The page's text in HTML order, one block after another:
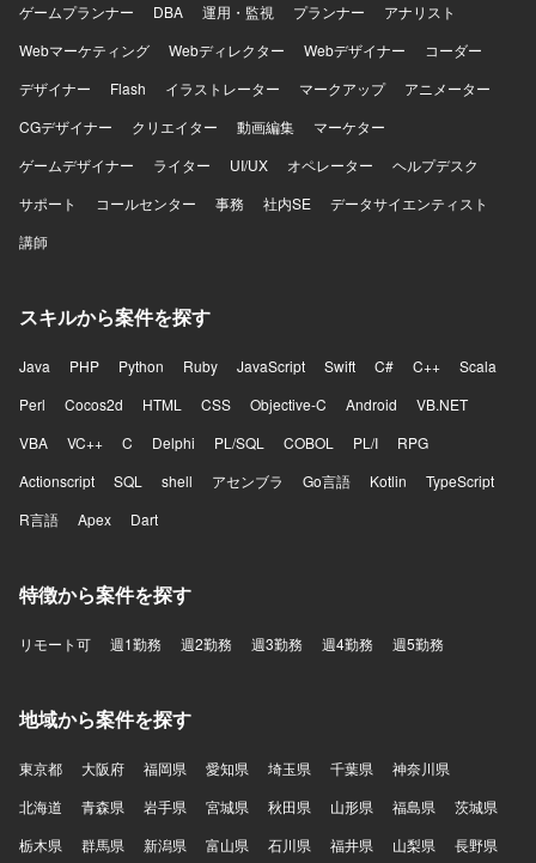
リティ専門家やPMと協働しながら、アセスメントから対策
導入、運用定着まで一連のプロセスに深く関与できるた
見を大きく高めていただけます。 【開発環境】 自社IT基盤
としてネットワーク、サーバ（Windows、Linux）、クラウ
ド環境（AWS、Azure等）、ID管理（Active Directory、
Microsoft Entra ID等）を対象とした環境でのアセスメント
ゲームプランナー
DBA 運用・監視 プランナー
アナリスト
Webマーケティング
Webディレクター Webデザイナー
コーダー
デザイナー
Flash イラストレーター マークアップ
アニメーター
CGデザイナー
クリエイター 動画編集
マーケター
ゲームデザイナー
ライター UI/UX オペレーター
ヘルプデスク
サポート
コールセンター 事務 社内SE
データサイエンティスト
講師
スキルから案件を探す
Java PHP Python Ruby JavaScript Swift C# C++
Scala
Perl
Cocos2d HTML CSS Objective-C Android
VB.NET
VBA
VC++ C Delphi PL/SQL COBOL PL/I
RPG
Actionscript
SQL shell アセンブラ Go言語 Kotlin
TypeScript
R言語
Apex Dart
特徴から案件を探す
リモート可 週1勤務 週2勤務 週3勤務 週4勤務 週5勤務
地域から案件を探す
東京都 大阪府 福岡県 愛知県 埼玉県 千葉県
神奈川県
北海道
青森県 岩手県 宮城県 秋田県 山形県 福島県
茨城県
栃木県
群馬県 新潟県 富山県 石川県 福井県 山梨県 長野県